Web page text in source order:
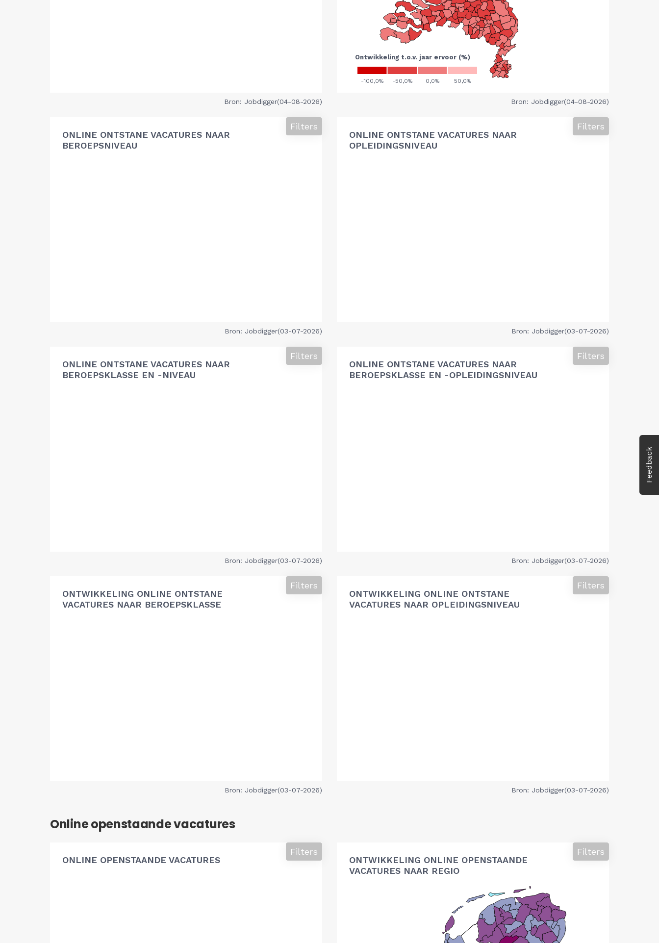
Feedback
Bron: Jobdigger(04-08-2026) Bron: Jobdigger(04-08-2026)
ONLINE ONTSTANE VACATURES NAAR
BEROEPSNIVEAU
Filters
Bron: Jobdigger(03-07-2026)
ONLINE ONTSTANE VACATURES NAAR
OPLEIDINGSNIVEAU
Filters
Bron: Jobdigger(03-07-2026)
ONLINE ONTSTANE VACATURES NAAR
BEROEPSKLASSE EN -NIVEAU
Filters
Bron: Jobdigger(03-07-2026)
ONLINE ONTSTANE VACATURES NAAR
BEROEPSKLASSE EN -OPLEIDINGSNIVEAU
Filters
Bron: Jobdigger(03-07-2026)
ONTWIKKELING ONLINE ONTSTANE
VACATURES NAAR BEROEPSKLASSE
Filters
Bron: Jobdigger(03-07-2026)
ONTWIKKELING ONLINE ONTSTANE
VACATURES NAAR OPLEIDINGSNIVEAU
Filters
Bron: Jobdigger(03-07-2026)
Online openstaande vacatures
ONLINE OPENSTAANDE VACATURES
Filters
ONTWIKKELING ONLINE OPENSTAANDE
VACATURES NAAR REGIO
Filters